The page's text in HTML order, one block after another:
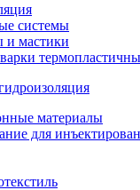
системы
и мастики
материалы
для